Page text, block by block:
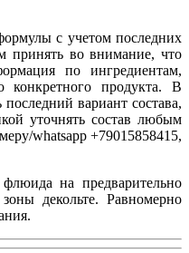
с учетом последних
принять во внимание, что
по ингредиентам,
конкретного продукта. В
вариант состава,
уточнять состав любым
whatsapp +79015858415,
на предварительно
декольте. Равномерно